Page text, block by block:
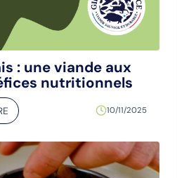
: une viande aux
nutritionnels
10/11/2025